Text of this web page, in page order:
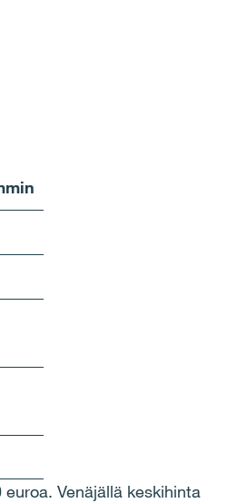
euroa. Venäjälläkeskihinta